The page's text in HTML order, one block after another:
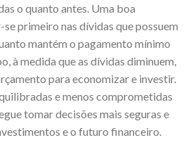
o quanto antes. Uma boa
primeiro nas dívidas que possuem
mantém o pagamento mínimo
à medida que as dívidas diminuem,
para economizar e investir.
e menos comprometidas
tomar decisões mais seguras e
e o futuro financeiro.